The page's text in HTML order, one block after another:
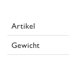
Artikel
Gewicht